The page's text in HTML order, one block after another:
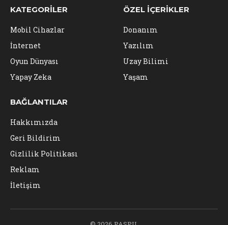
KATEGORILER
Mobil Cihazlar
İnternet
Oyun Dünyası
Yapay Zeka
ÖZEL İÇERIKLER
Donanım
Yazılım
Uzay Bilimi
Yaşam
BAĞLANTILAR
Hakkımızda
Geri Bildirim
Gizlilik Politikası
Reklam
İletişim